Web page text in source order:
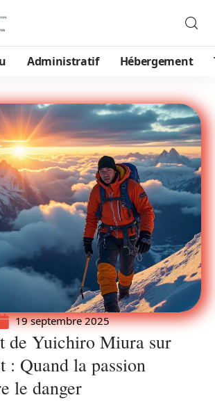
Administratif Hébergement
19 septembre 2025
de Yuichiro Miura sur
: Quand la passion
le danger